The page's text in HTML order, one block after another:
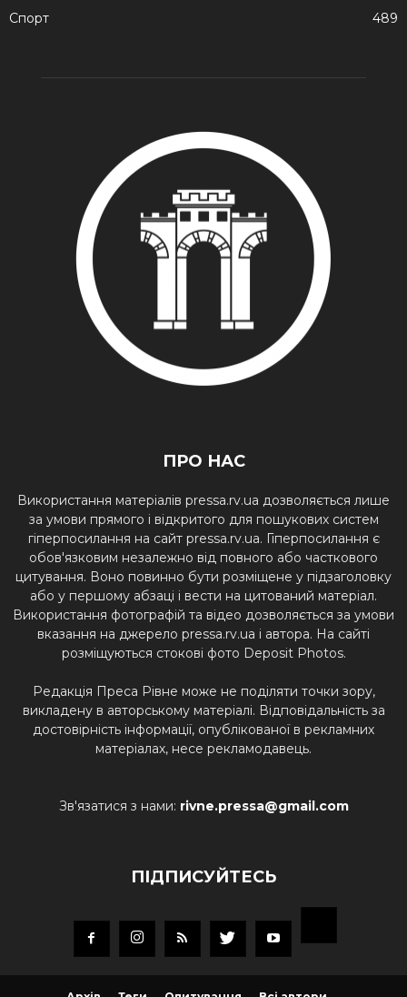
Спорт
489
ПРО НАС
Використання матеріалів pressa.rv.ua дозволяється лише
за умови прямого і відкритого для пошукових систем
гіперпосилання на сайт pressa.rv.ua. Гіперпосилання є
обов'язковим незалежно від повного або часткового
цитування. Воно повинно бути розміщене у підзаголовку
або у першому абзаці і вести на цитований матеріал.
Використання фотографій та відео дозволяється за умови
вказання на джерело pressa.rv.ua і автора. На сайті
розміщуються стокові фото Deposit Photos.
Редакція Преса Рівне може не поділяти точки зору,
викладену в авторському матеріалі. Відповідальність за
достовірність інформації, опублікованої в рекламних
матеріалах, несе рекламодавець.
Зв'язатися з нами: rivne.pressa@gmail.com
ПІДПИСУЙТЕСЬ